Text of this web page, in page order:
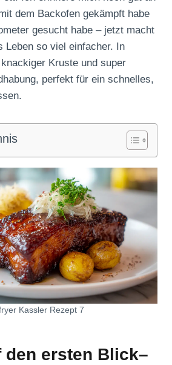
dem Backofen gekämpft habe
gesucht habe – jetzt macht
Leben so viel einfacher. In
Kruste und super
perfekt für ein schnelles,
Kassler Rezept 7
den ersten Blick–